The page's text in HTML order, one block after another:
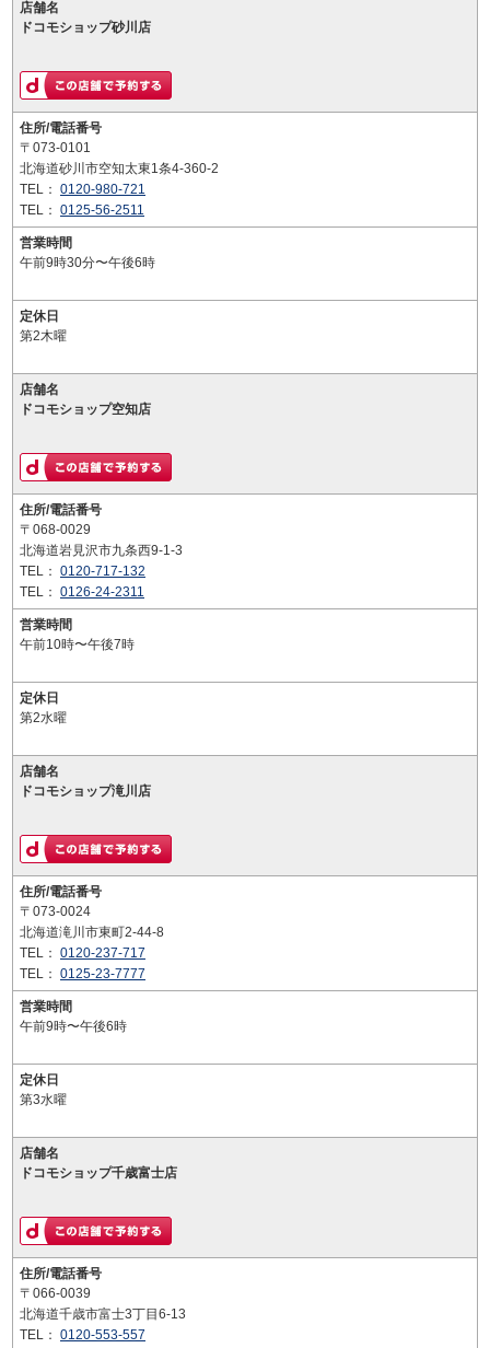
店舗名
ドコモショップ砂川店
住所/電話番号
〒073-0101
北海道砂川市空知太東1条4-360-2
TEL： 0120-980-721
TEL： 0125-56-2511
営業時間
午前9時30分〜午後6時
定休日
第2木曜
店舗名
ドコモショップ空知店
住所/電話番号
〒068-0029
北海道岩見沢市九条西9-1-3
TEL： 0120-717-132
TEL： 0126-24-2311
営業時間
午前10時〜午後7時
定休日
第2水曜
店舗名
ドコモショップ滝川店
住所/電話番号
〒073-0024
北海道滝川市東町2-44-8
TEL： 0120-237-717
TEL： 0125-23-7777
営業時間
午前9時〜午後6時
定休日
第3水曜
店舗名
ドコモショップ千歳富士店
住所/電話番号
〒066-0039
北海道千歳市富士3丁目6-13
TEL： 0120-553-557